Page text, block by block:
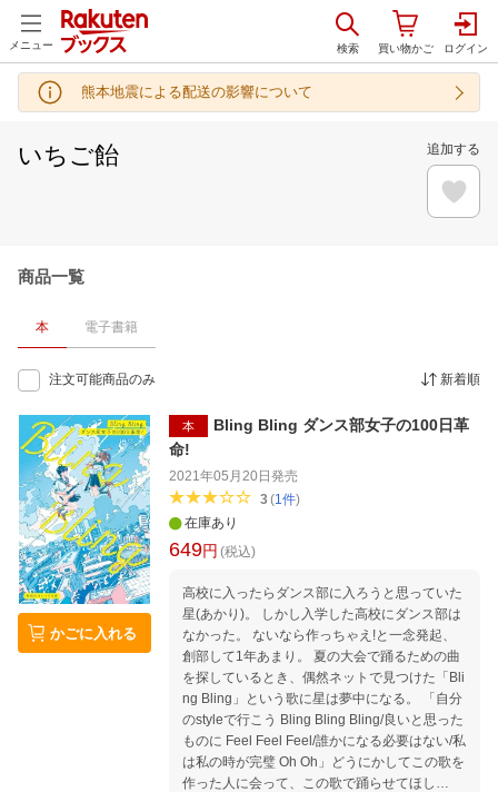
メニュー
熊本地震による配送の影響について
いちご飴 追加する
商品一覧
本 電子書籍
注文可能商品のみ 新着順
かごに入れる
本
Bling Bling ダンス部女子の100日革
命!
2021年05月20日 発売
3(1件)
在庫あり
649円 (税込)
高校に入ったらダンス部に入ろうと思っていた
星(あかり)。 しかし入学した高校にダンス部は
なかった。 ないなら作っちゃえ!と一念発起、
創部して1年あまり。 夏の大会で踊るための曲
を探しているとき、偶然ネットで見つけた「Bli
ng Bling」という歌に星は夢中になる。 「自分
のstyleで行こう Bling Bling Bling/良いと思った
ものに Feel Feel Feel/誰かになる必要はない/私
は私の時が完璧 Oh Oh」どうにかしてこの歌を
作った人に会って、この歌で踊らせてほし